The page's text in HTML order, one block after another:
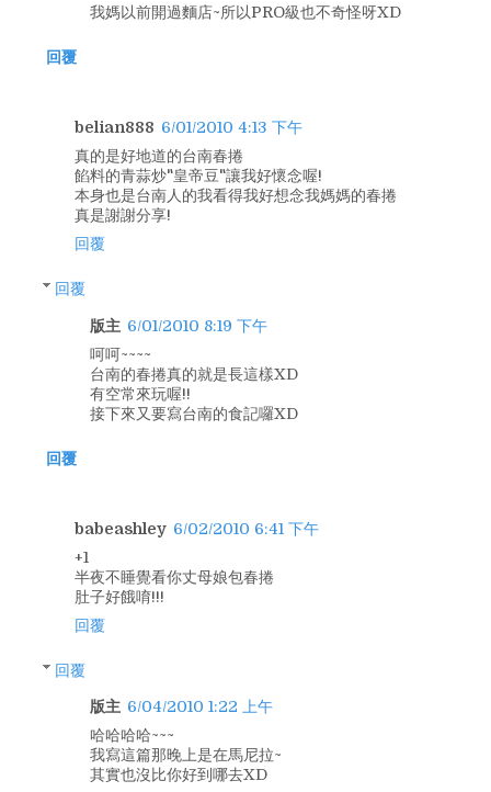
我媽以前開過麵店~所以PRO級也不奇怪呀XD
回覆
belian888 6/01/2010 4:13 下午
真的是好地道的台南春捲
餡料的青蒜炒"皇帝豆"讓我好懷念喔!
本身也是台南人的我看得我好想念我媽媽的春捲
真是謝謝分享!
回覆
回覆
版主 6/01/2010 8:19 下午
呵呵~~~~
台南的春捲真的就是長這樣XD
有空常來玩喔!!
接下來又要寫台南的食記囉XD
回覆
babeashley 6/02/2010 6:41 下午
+1
半夜不睡覺看你丈母娘包春捲
肚子好餓唷!!!
回覆
回覆
版主 6/04/2010 1:22 上午
哈哈哈哈~~~
我寫這篇那晚上是在馬尼拉~
其實也沒比你好到哪去XD